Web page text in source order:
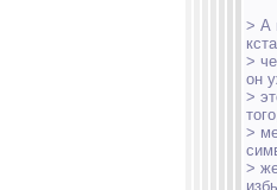
> А
>
он
>
>
>